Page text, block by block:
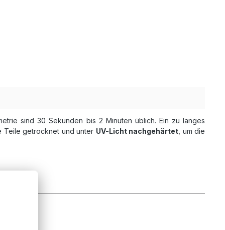
sind 30 Sekunden bis 2 Minuten üblich. Ein zu langes
Teile getrocknet und unter UV-Licht nachgehärtet , um die